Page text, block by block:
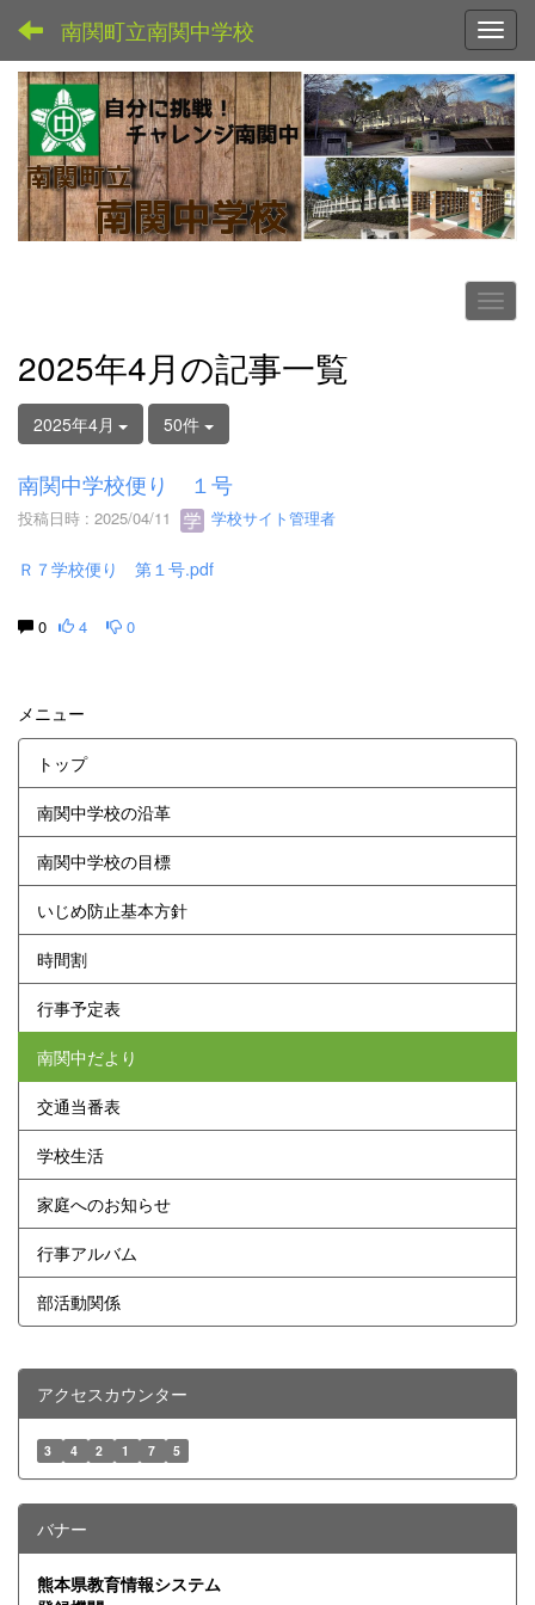
南関町立南関中学校
2025年4月の記事一覧
2025年4月 50件
南関中学校便り １号
投稿日時 : 2025/04/11 学校サイト管理者
Ｒ７学校便り 第１号.pdf
0 4 0
メニュー
トップ
南関中学校の沿革
南関中学校の目標
いじめ防止基本方針
時間割
行事予定表
南関中だより
交通当番表
学校生活
家庭へのお知らせ
行事アルバム
部活動関係
アクセスカウンター
3 4 2 1 7 5
バナー
熊本県教育情報システム